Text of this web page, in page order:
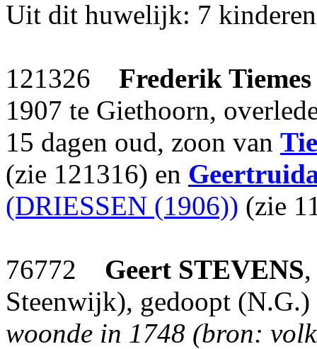
Uit dit huwelijk: 7
121326 Frederik Tiemes
1907 te Giethoorn,
15 dagen oud, zoon van
(zie 121316) en
(DRIESSEN (1906)) (zie
76772 Geert STEVENS
Steenwijk), gedoopt
woonde in 1748 (bron: